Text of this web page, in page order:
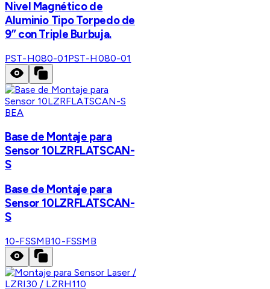
Nivel Magnético de
Aluminio Tipo Torpedo de
9” con Triple Burbuja.
PST-H080-01PST-H080-01
BEA
Base de Montaje para
Sensor 10LZRFLATSCAN-
S
Base de Montaje para
Sensor 10LZRFLATSCAN-
S
10-FSSMB10-FSSMB